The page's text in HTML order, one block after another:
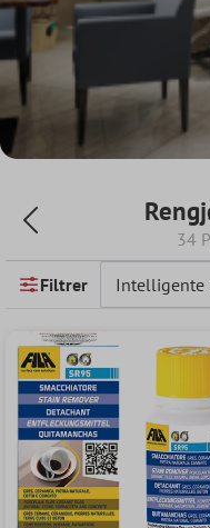
34
Filtrer